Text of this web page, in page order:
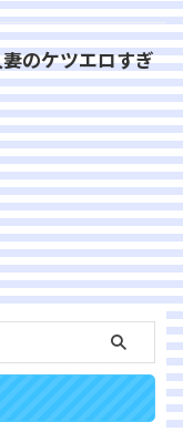
のケツエロすぎ